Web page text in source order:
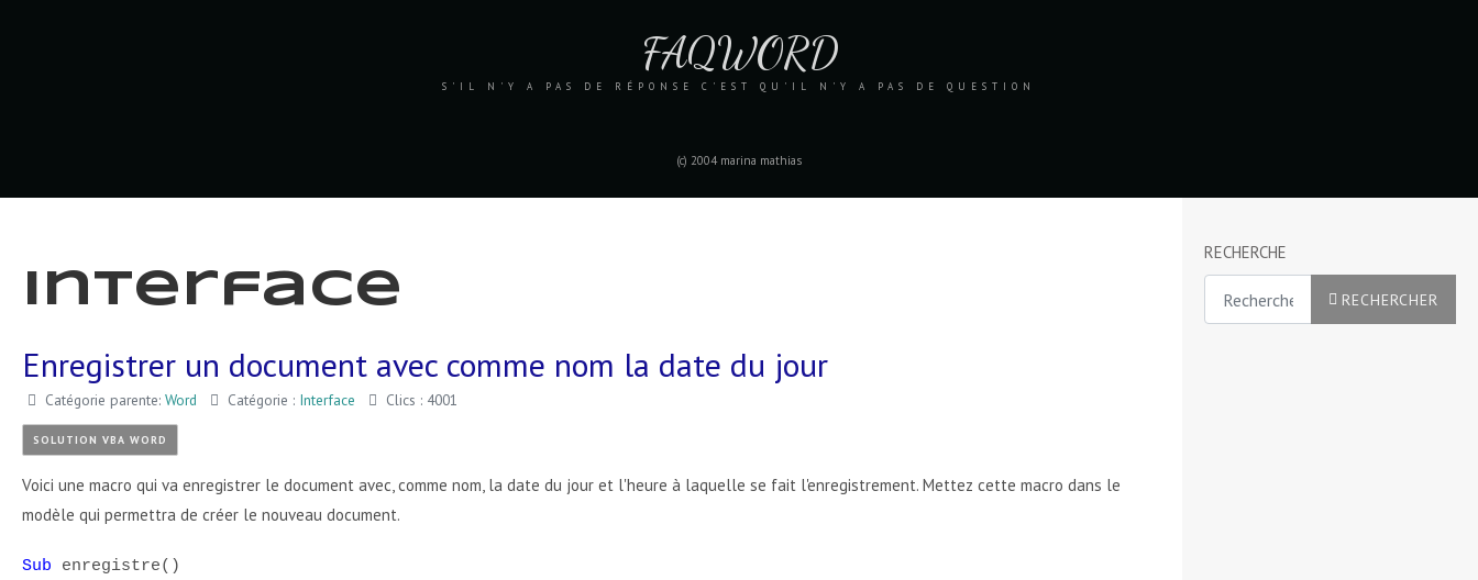
FAQWORD
S'IL N'Y A PAS DE RÉPONSE C'EST QU'IL N'Y A PAS DE QUESTION
(c) 2004 marina mathias
RECHERCHE
RECHERCHER
Interface
Enregistrer un document avec comme nom la date du jour
Catégorie parente: Word Catégorie : Interface Clics : 4001
SOLUTION VBA WORD
Voici une macro qui va enregistrer le document avec, comme nom, la date du jour et l'heure à laquelle se fait l'enregistrement. Mettez cette macro dans le
modèle qui permettra de créer le nouveau document.
Sub enregistre()